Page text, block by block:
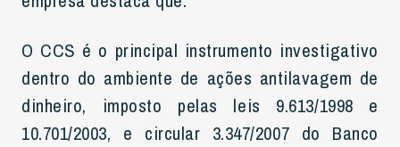
O CCS é o principal instrumento investigativo
dentro do ambiente de ações antilavagem de
dinheiro, imposto pelas leis 9.613/1998 e
10.701/2003, e circular 3.347/2007 do Banco